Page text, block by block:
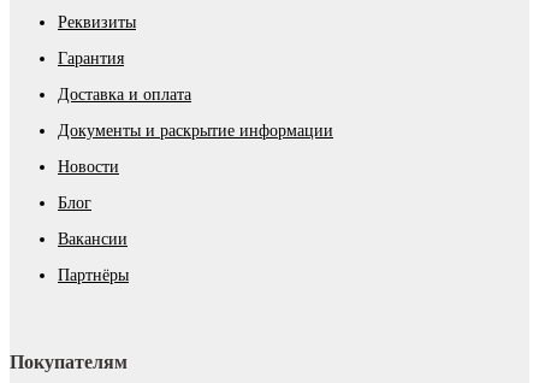
Реквизиты
Гарантия
Доставка и оплата
Документы и раскрытие информации
Новости
Блог
Вакансии
Партнёры
Покупателям